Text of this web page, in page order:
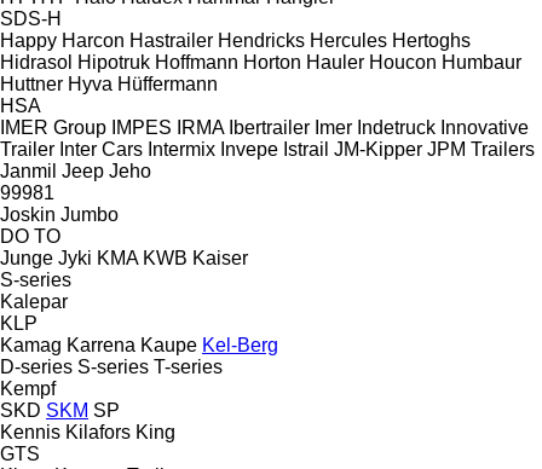
SDS-H
Happy Harcon Hastrailer Hendricks Hercules Hertoghs
Hidrasol Hipotruk Hoffmann Horton Hauler Houcon Humbaur
Huttner Hyva Hüffermann
HSA
IMER Group IMPES IRMA Ibertrailer Imer Indetruck Innovative
Trailer Inter Cars Intermix Invepe Istrail JM-Kipper JPM Trailers
Janmil Jeep Jeho
99981
Joskin Jumbo
DO TO
Junge Jyki KMA KWB Kaiser
S-series
Kalepar
KLP
Kamag Karrena Kaupe Kel-Berg
D-series S-series T-series
Kempf
SKD SKM SP
Kennis Kilafors King
GTS